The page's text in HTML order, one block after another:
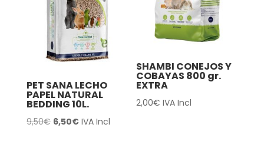
PET SANA LECHO
PAPEL NATURAL
BEDDING 10L.
9,50€ El
6,50€ElIVA Incl
SHAMBI CONEJOS Y
COBAYAS 800 gr.
EXTRA
2,00€ IVA Incl